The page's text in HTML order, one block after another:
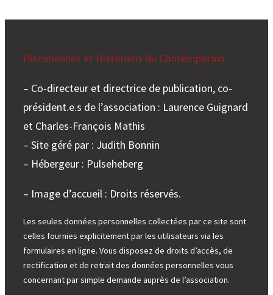
Historiennes et Historiens du Contemporain
– Co-directeur et directrice de publication, co-
président.e.s de l’association : Laurence Guignard
et Charles-François Mathis
– Site géré par : Judith Bonnin
– Hébergeur : Pulseheberg
– Image d’accueil : Droits réservés.
Les seules données personnelles collectées par ce site sont
celles fournies explicitement par les utilisateurs via les
formulaires en ligne. Vous disposez de droits d’accès, de
rectification et de retrait des données personnelles vous
concernant par simple demande auprès de l’association.